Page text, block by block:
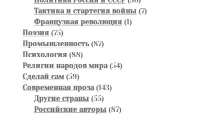
товаров
Тактика и стартегия войны 77
Французкая революция 11
Поэзия 7575
товаров
Промышленность 8787
Психология 8888
товаров
Религии народов мира 5454
Сделай сам 5959
товаров
Современная проза 143143
Другие страны 5555
товаров
Российские авторы 8787